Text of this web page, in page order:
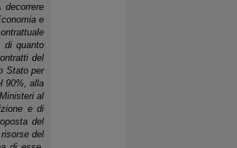
e
di quanto
del
Stato per
90%, alla
al
e di
del
del